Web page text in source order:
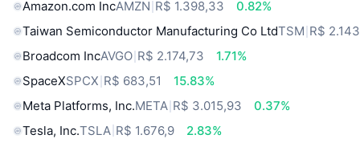
Amazon.com IncAMZN R$ 1.398,33
0.82%
Taiwan Semiconductor Manufacturing Co LtdTSM R$
Broadcom IncAVGO R$ 2.174,73
1.71%
SpaceXSPCX R$ 683,51
15.83%
Meta Platforms, Inc.META R$ 3.015,93
0.37%
Tesla, Inc.TSLA R$ 1.676,9
2.83%